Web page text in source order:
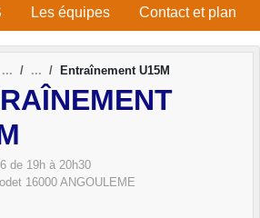
Les équipes Contact et plan
Entraînement U15M
de 19h à 20h30
16000 ANGOULEME